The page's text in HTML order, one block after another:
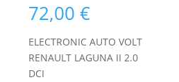
72,00€
ELECTRONIC AUTO VOLT
RENAULT LAGUNA II 2.0
DCI